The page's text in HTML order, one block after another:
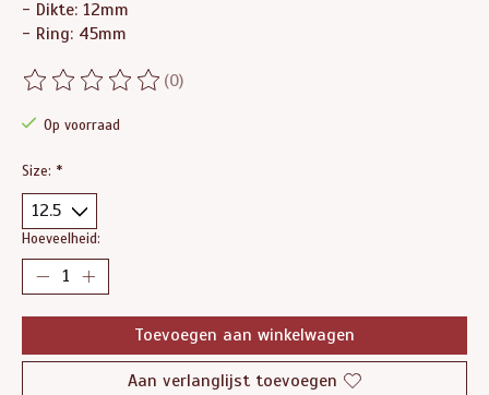
- Dikte: 12mm
- Ring: 45mm
De beoordeling van dit product is
(0)
Op voorraad
Size: *
Hoeveelheid:
Toevoegen aan winkelwagen
Aan verlanglijst toevoegen